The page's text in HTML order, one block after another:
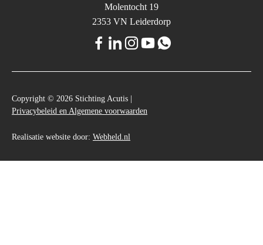
Molentocht 19
2353 VN Leiderdorp
Copyright © 2026 Stichting Acutis |
Privacybeleid en Algemene voorwaarden
Realisatie website door: Webheld.nl